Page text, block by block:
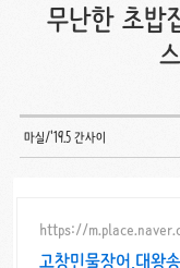
무난한 초밥
마실/'19.5 간사이
https://
고창민물장어,대왕